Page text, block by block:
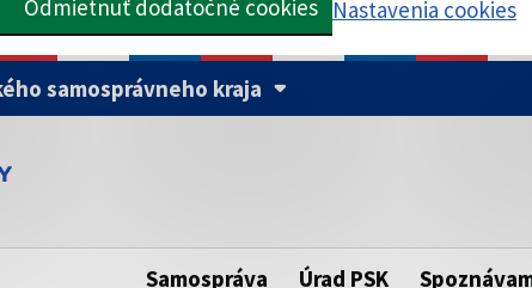
Odmietnuť dodatočné cookies Nastavenia cookies
samosprávneho kraja
Prešovského samosprávneho kraja.
Táto
https://
Samospráva Úrad PSK